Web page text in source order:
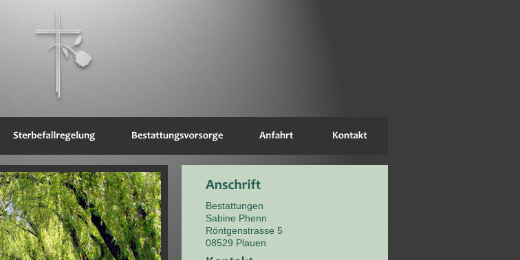
Bestattungen
Sabine Phenn
Röntgenstrasse 5
08529 Plauen